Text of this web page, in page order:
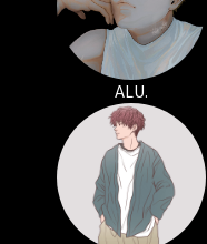
ALU.